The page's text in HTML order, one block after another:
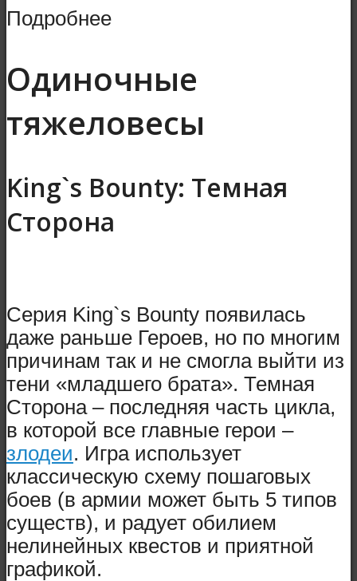
Подробнее
Одиночные
тяжеловесы
King`s Bounty: Темная
Сторона
Серия King`s Bounty появилась
даже раньше Героев, но по многим
причинам так и не смогла выйти из
тени «младшего брата». Темная
Сторона – последняя часть цикла,
в которой все главные герои –
злодеи. Игра использует
классическую схему пошаговых
боев (в армии может быть 5 типов
существ), и радует обилием
нелинейных квестов и приятной
графикой.